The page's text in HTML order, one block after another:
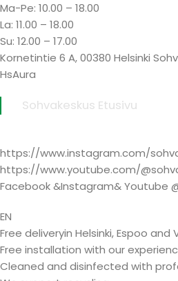
Ma-Pe: 10.00 – 18.00
La: 11.00 – 18.00
Su: 12.00 – 17.00
Kornetintie 6 A, 00380 Helsinki
HsAura
Sohvakeskus Etusivu
https://www.instagram.com/
https://www.youtube.com/
Facebook &Instagram& Youtube
EN
Free deliveryin Helsinki, Espoo and
Free installation with our
Cleaned and disinfected with